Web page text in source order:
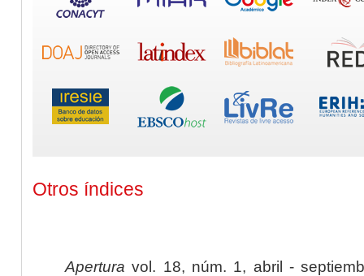
Otros índices
Apertura vol. 18, núm. 1, abril -